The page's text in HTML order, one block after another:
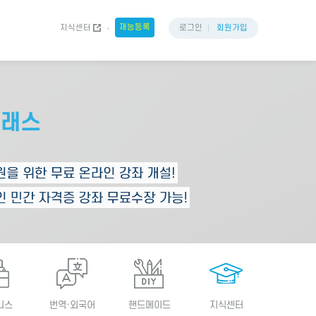
지식센터 재능등록 로그인 회원가입
스 번역·외국어 핸드메이드 지식센터